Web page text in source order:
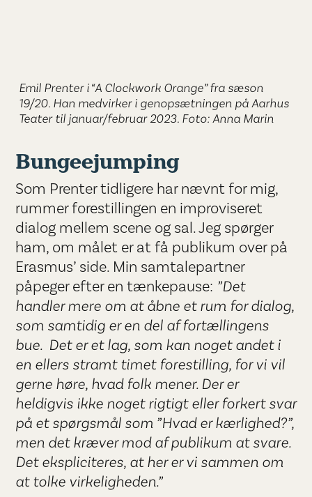
Emil Prenter i “A Clockwork Orange” fra sæson
19/20. Han medvirker i genopsætningen på Aarhus
Teater til januar/februar 2023. Foto: Anna Marin
Bungeejumping
Som Prenter tidligere har nævnt for mig,
rummer forestillingen en improviseret
dialog mellem scene og sal. Jeg spørger
ham, om målet er at få publikum over på
Erasmus’ side. Min samtalepartner
påpeger efter en tænkepause: ”Det
handler mere om at åbne et rum for dialog,
som samtidig er en del af fortællingens
bue. Det er et lag, som kan noget andet i
en ellers stramt timet forestilling, for vi vil
gerne høre, hvad folk mener. Der er
heldigvis ikke noget rigtigt eller forkert svar
på et spørgsmål som ”Hvad er kærlighed?”,
men det kræver mod af publikum at svare.
Det ekspliciteres, at her er vi sammen om
at tolke virkeligheden.”